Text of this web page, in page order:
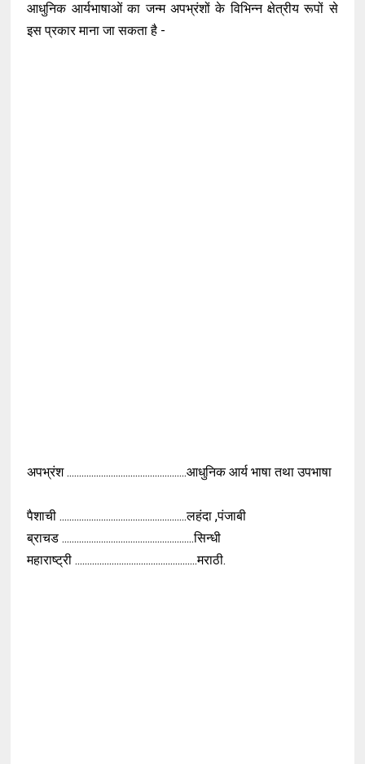
आधुनिक आर्यभाषाओं का जन्म अपभ्रंशों के विभिन्न क्षेत्रीय रूपों से
इस प्रकार माना जा सकता है -
अपभ्रंश.................................................आधुनिक आर्य भाषा तथा उपभाषा
पैशाची ....................................................लहंदा ,पंजाबी
ब्राचड ......................................................सिन्धी
महाराष्ट्री ..................................................मराठी.